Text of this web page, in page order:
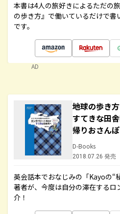
本書は4人の旅好きによるただの
の歩き方』で働いているだけで
です。
AD
地球の歩き
すてきな田
帰りおさん
D-Books
2018.07.26 発売
英会話本でおなじみの「Kayoの“
著者が、今度は自分の滞在する
介！